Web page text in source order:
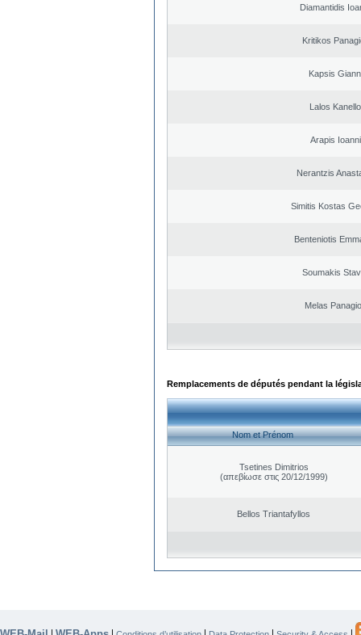
Diamantidis
Kritikos
Kapsis
Lalos
Arapis
Nerantzis
Simitis Kostas
Benteniotis
Soumakis
Melas
Remplacements de députés pendant la
Nom et Prénom
Tsetines Dimitrios
(απεβίωσε στις 20/12/1999)
Bellos Triantafyllos
| | | | |